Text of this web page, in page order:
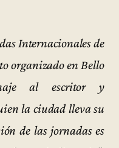
Internacionales de
organizado en Bello
al escritor y
la ciudad lleva su
de las jornadas es